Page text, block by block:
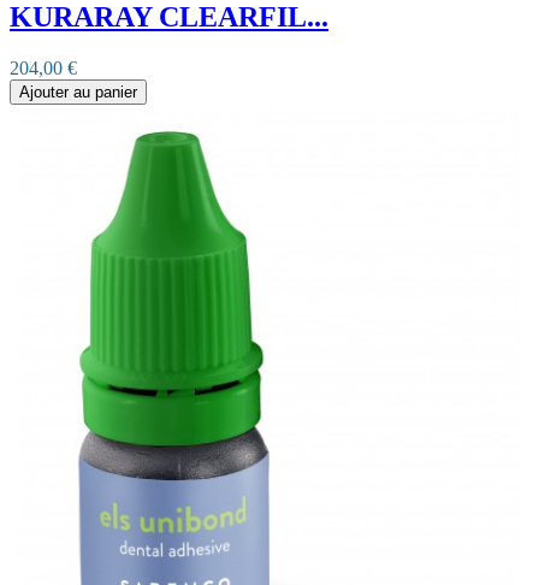
KURARAY CLEARFIL...
204,00 €
Ajouter au panier